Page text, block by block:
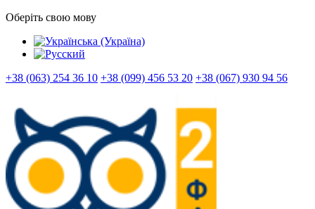
Оберіть свою мову
+38 (063) 254 36 10 +38 (099) 456 53 20 +38 (067) 930 94 56